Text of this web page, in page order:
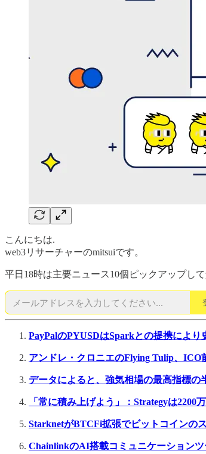
こんにちは.
web3リサーチャーのmitsuiです。
平日18時は主要ニュース10個ピックアップして
PayPalのPYUSDはSparkとの提携により
アンドレ・クロニエのFlying Tulip、ICO
データによると、強気相場の最高指標の
「常に積み上げよう」：Strategyは
StarknetがBTCFi拡張でビットコインの
ChainlinkのAI搭載コミュニケーション